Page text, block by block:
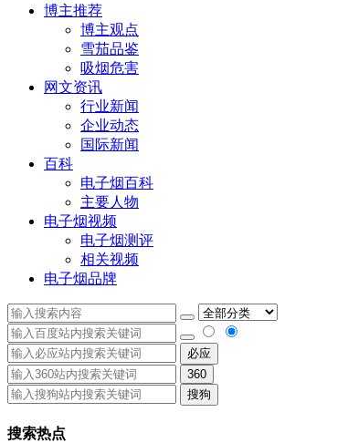
博主推荐
博主观点
雪茄品鉴
吸烟危害
网文资讯
行业新闻
企业动态
国际新闻
百科
电子烟百科
主要人物
电子烟视频
电子烟测评
相关视频
电子烟品牌
必应
360
搜狗
搜索热点